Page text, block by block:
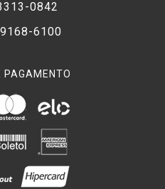
0842
6100
PAGAMENTO